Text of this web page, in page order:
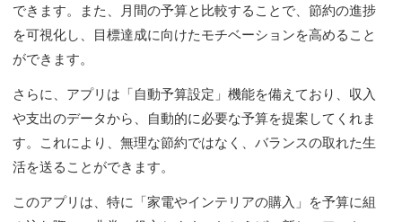
できます。また、月間の予算と比較することで、節約の進捗
を可視化し、目標達成に向けたモチベーションを高めること
ができます。
さらに、アプリは「自動予算設定」機能を備えており、収入
や支出のデータから、自動的に必要な予算を提案してくれま
す。これにより、無理な節約ではなく、バランスの取れた生
活を送ることができます。
このアプリは、特に「家電やインテリアの購入」を予算に組